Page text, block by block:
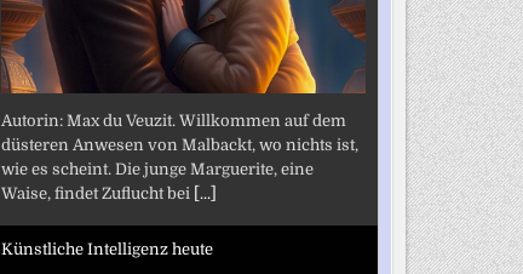
Autorin: Max du Veuzit. Willkommen auf dem
düsteren Anwesen von Malbackt, wo nichts ist,
wie es scheint. Die junge Marguerite, eine
Waise, findet Zuflucht bei [...]
Künstliche Intelligenz heute